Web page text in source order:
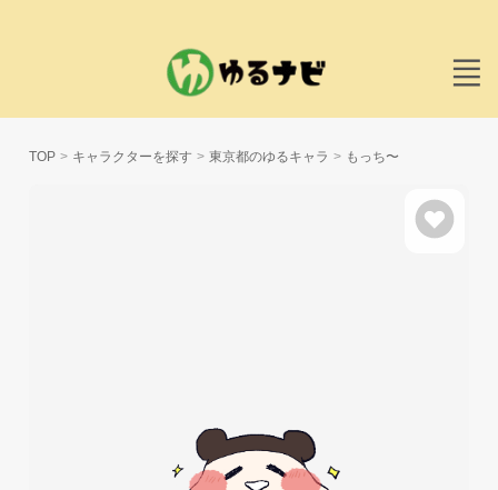
TOP キャラクターを探す 東京都のゆるキャラ もっち〜